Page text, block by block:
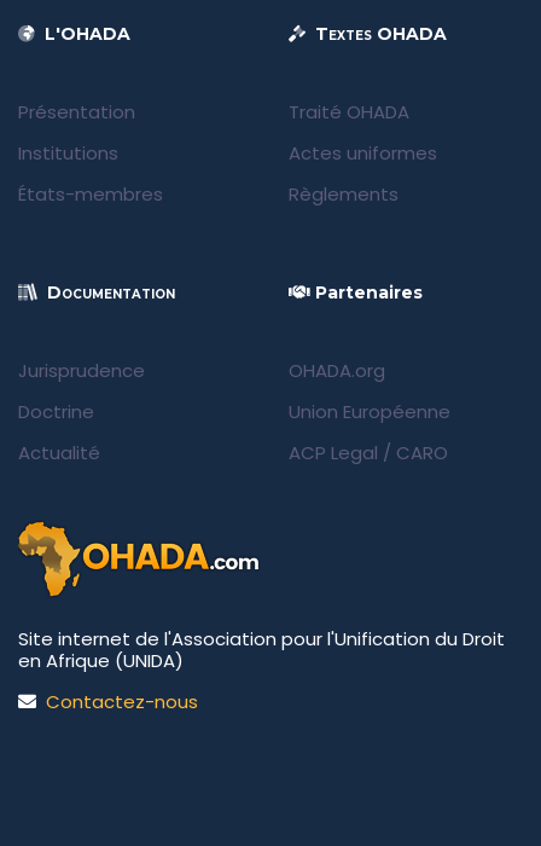
L'OHADA
Présentation
Institutions
États-membres
Textes OHADA
Traité OHADA
Actes uniformes
Règlements
Documentation
Jurisprudence
Doctrine
Actualité
Partenaires
OHADA.org
Union Européenne
ACP Legal / CARO
Site internet de l'Association pour l'Unification du Droit
en Afrique (UNIDA)
Contactez-nous